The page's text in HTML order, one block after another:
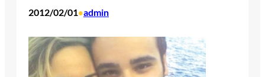
2012/02/01•admin